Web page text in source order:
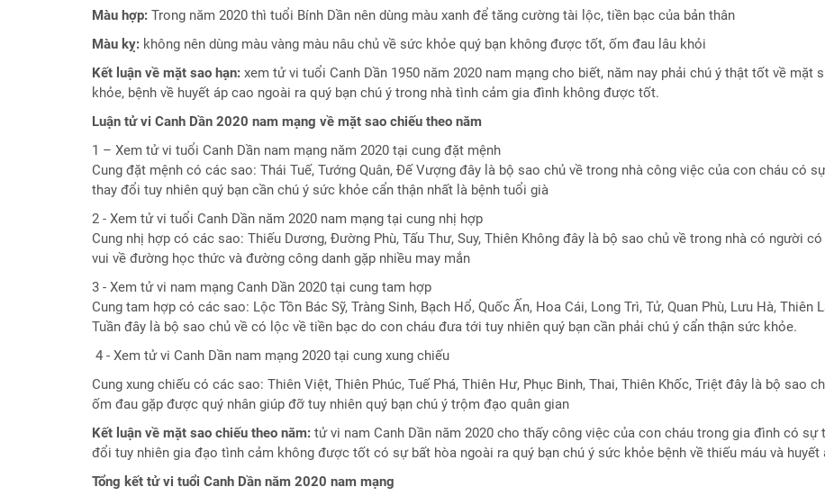
Màu hợp: Trong năm 2020 thì tuổi Bính Dần nên dùng màu xanh để tăng cường tài lộc, tiền bạc của bản thân
Màu kỵ: không nên dùng màu vàng màu nâu chủ về sức khỏe quý bạn không được tốt, ốm đau lâu khỏi
Kết luận về mặt sao hạn: xem tử vi tuổi Canh Dần 1950 năm 2020 nam mạng cho biết, năm nay phải chú ý thật tốt về mặt
khỏe, bệnh về huyết áp cao ngoài ra quý bạn chú ý trong nhà tình cảm gia đình không được tốt.
Luận tử vi Canh Dần 2020 nam mạng về mặt sao chiếu theo năm
1 – Xem tử vi tuổi Canh Dần nam mạng năm 2020 tại cung đặt mệnh
Cung đặt mệnh có các sao: Thái Tuế, Tướng Quân, Đế Vượng đây là bộ sao chủ về trong nhà công việc của con cháu có sự
thay đổi tuy nhiên quý bạn cần chú ý sức khỏe cẩn thận nhất là bệnh tuổi già
2 - Xem tử vi tuổi Canh Dần năm 2020 nam mạng tại cung nhị hợp
Cung nhị hợp có các sao: Thiếu Dương, Đường Phù, Tấu Thư, Suy, Thiên Không đây là bộ sao chủ về trong nhà có người
vui về đường học thức và đường công danh gặp nhiều may mắn
3 - Xem tử vi nam mạng Canh Dần 2020 tại cung tam hợp
Cung tam hợp có các sao: Lộc Tồn Bác Sỹ, Tràng Sinh, Bạch Hổ, Quốc Ấn, Hoa Cái, Long Trì, Tử, Quan Phù, Lưu Hà, Thiên
Tuần đây là bộ sao chủ về có lộc về tiền bạc do con cháu đưa tới tuy nhiên quý bạn cần phải chú ý cẩn thận sức khỏe.
4 - Xem tử vi Canh Dần nam mạng 2020 tại cung xung chiếu
Cung xung chiếu có các sao: Thiên Việt, Thiên Phúc, Tuế Phá, Thiên Hư, Phục Binh, Thai, Thiên Khốc, Triệt đây là bộ sao
ốm đau gặp được quý nhân giúp đỡ tuy nhiên quý bạn chú ý trộm đạo quân gian
Kết luận về mặt sao chiếu theo năm: tử vi nam Canh Dần năm 2020 cho thấy công việc của con cháu trong gia đình có sự
đổi tuy nhiên gia đạo tình cảm không được tốt có sự bất hòa ngoài ra quý bạn chú ý sức khỏe bệnh về thiếu máu và huyết
Tổng kết tử vi tuổi Canh Dần năm 2020 nam mạng